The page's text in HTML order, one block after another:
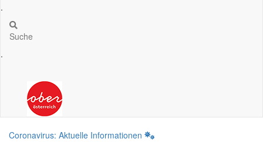
.
Suche
.
Coronavirus: Aktuelle Informationen